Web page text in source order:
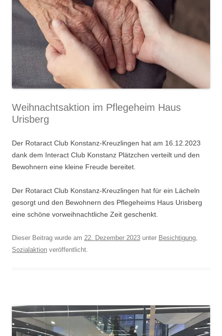
Weihnachtsaktion im Pflegeheim Haus
Urisberg
Der Rotaract Club Konstanz-Kreuzlingen hat am 16.12.2023
dank dem Interact Club Konstanz Plätzchen verteilt und den
Bewohnern eine kleine Freude bereitet.
Der Rotaract Club Konstanz-Kreuzlingen hat für ein Lächeln
gesorgt und den Bewohnern des Pflegeheims Haus Urisberg
eine schöne vorweihnachtliche Zeit geschenkt.
Dieser Beitrag wurde am 22. Dezember 2023 unter Besichtigung
Sozialaktion veröffentlicht.